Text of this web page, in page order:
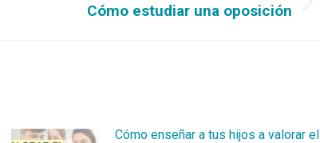
Cómo estudiar una oposición
Cómo enseñar a tus hijos a valorar el